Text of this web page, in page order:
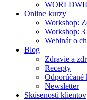
Online kurzy
Workshop:
Workshop:
Webinár o
Blog
Zdravie a
Recepty
Odporúčané
Newsletter
Skúsenosti klientov